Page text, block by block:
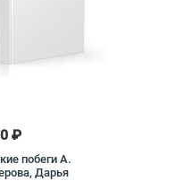
₽
побеги А.
Дарья